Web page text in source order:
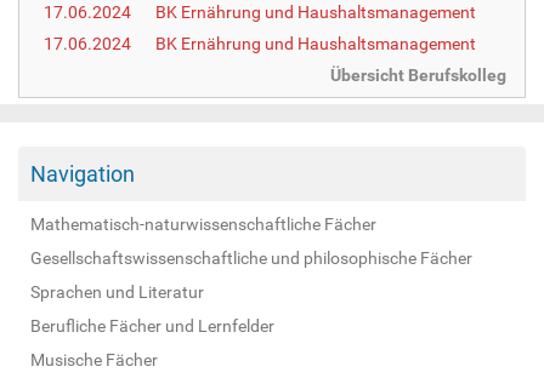
17.06.2024
BK Ernährung und Haus­halts­ma­nage­ment
17.06.2024
BK Ernährung und Haus­halts­ma­nage­ment
Übersicht Berufskolleg
Navigation
Mathematisch-naturwissenschaftliche Fächer
Gesellschaftswissenschaftliche und philosophische Fächer
Sprachen und Literatur
Berufliche Fächer und Lernfelder
Musische Fächer